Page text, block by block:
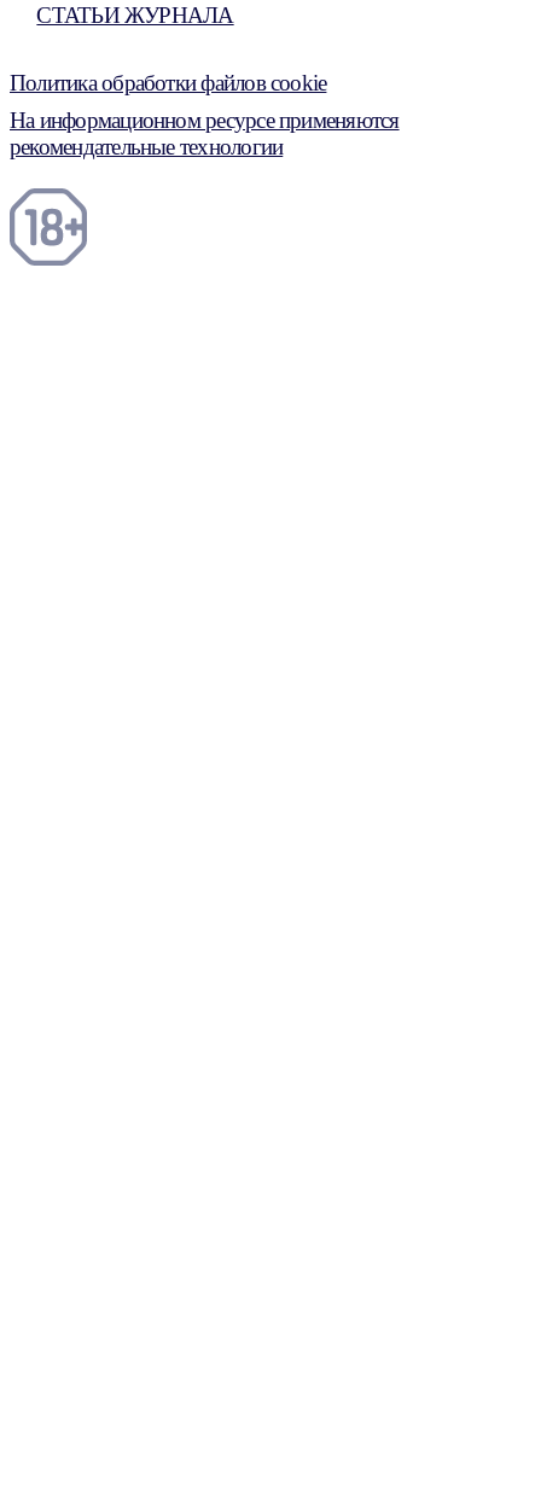
СТАТЬИ ЖУРНАЛА
Политика обработки файлов cookie
На информационном ресурсе применяются
рекомендательные технологии